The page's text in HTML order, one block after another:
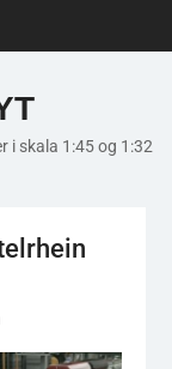
i skala 1:45 og 1:32